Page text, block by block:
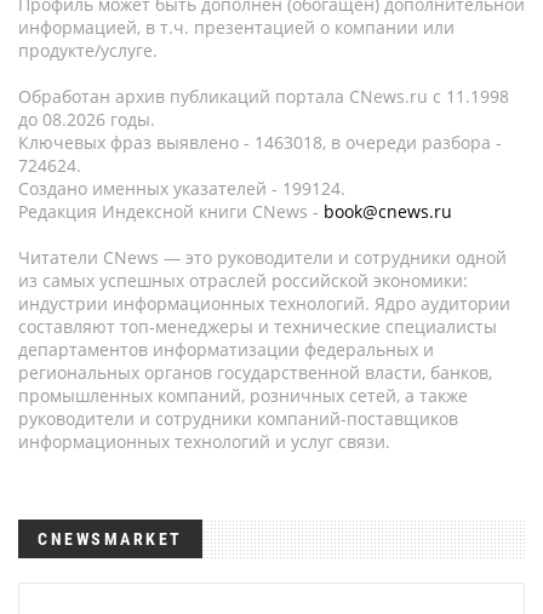
информацией, в т.ч. презентацией о компании или
продукте/услуге.
Обработан архив публикаций портала CNews.ru c 11.1998
до 08.2026 годы.
Ключевых фраз выявлено - 1463018, в очереди разбора -
724624.
Создано именных указателей - 199124.
Редакция Индексной книги CNews - book@cnews.ru
Читатели CNews — это руководители и сотрудники одной
из самых успешных отраслей российской экономики:
индустрии информационных технологий. Ядро аудитории
составляют топ-менеджеры и технические специалисты
департаментов информатизации федеральных и
региональных органов государственной власти, банков,
промышленных компаний, розничных сетей, а также
руководители и сотрудники компаний-поставщиков
информационных технологий и услуг связи.
CNEWSMARKET